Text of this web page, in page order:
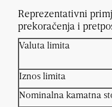
Reprezentativni
prekoračenja i
Valuta limita
Iznos limita
Nominalna kamatna